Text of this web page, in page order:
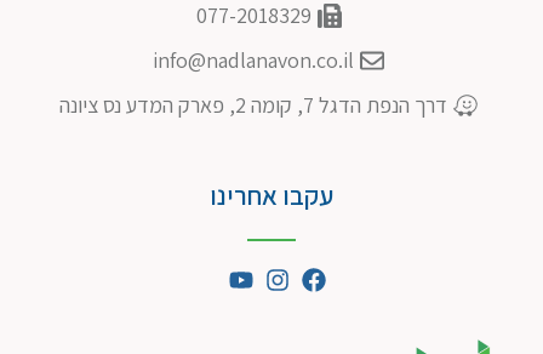
077-2018329
info@nadlanavon.co.il
דרך הנפת הדגל 7, קומה 2, פארק המדע נס ציונה
עקבו אחרינו